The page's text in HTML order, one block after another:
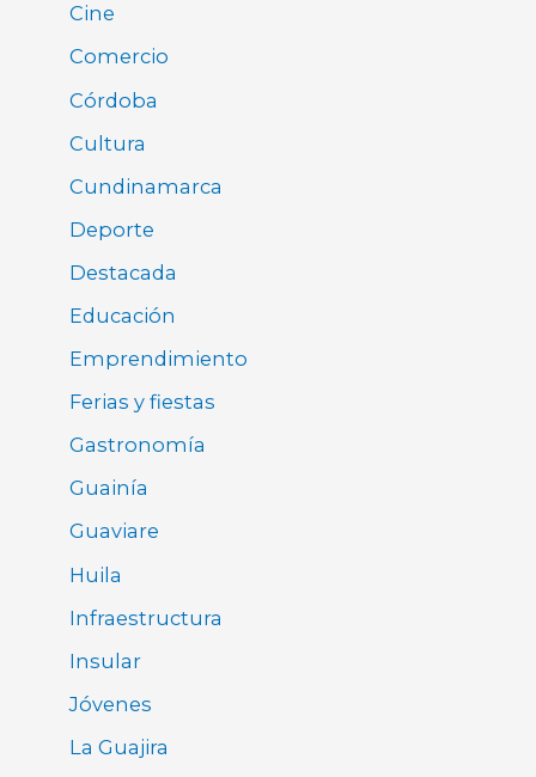
Cine
Comercio
Córdoba
Cultura
Cundinamarca
Deporte
Destacada
Educación
Emprendimiento
Ferias y fiestas
Gastronomía
Guainía
Guaviare
Huila
Infraestructura
Insular
Jóvenes
La Guajira